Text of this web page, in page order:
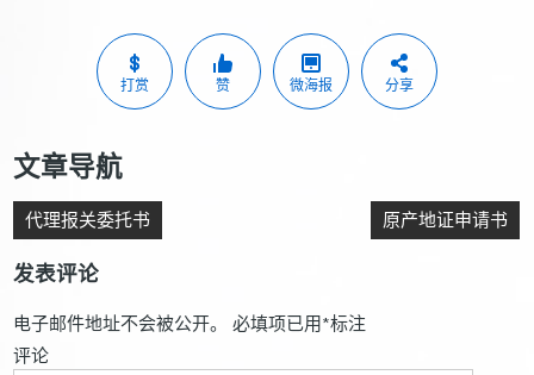
打赏 赞 微海报 分享
文章导航
代理报关委托书 原产地证申请书
发表评论
电子邮件地址不会被公开。 必填项已用*标注
评论